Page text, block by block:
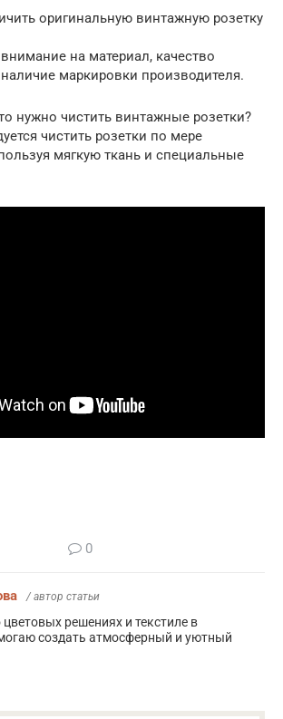
оригинальную винтажную розетку
на материал, качество
маркировки производителя.
нужно чистить винтажные розетки?
чистить розетки по мере
мягкую ткань и специальные
0
/ автор статьи
цветовых решениях и текстиле в
создать атмосферный и уютный